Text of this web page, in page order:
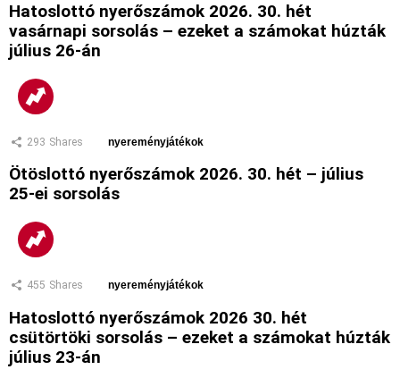
Hatoslottó nyerőszámok 2026. 30. hét
vasárnapi sorsolás – ezeket a számokat húzták
július 26-án
293 Shares nyereményjátékok
Ötöslottó nyerőszámok 2026. 30. hét – július
25-ei sorsolás
455 Shares nyereményjátékok
Hatoslottó nyerőszámok 2026 30. hét
csütörtöki sorsolás – ezeket a számokat húzták
július 23-án